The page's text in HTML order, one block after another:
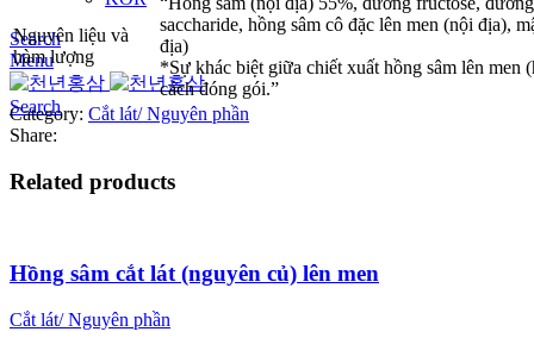
Search
Menu
Search
Nguyên liệu và
hàm lượng
saccharide, hồng sâm cô đặc lên men (nội địa),
địa)
*Sự khác biệt giữa chiết xuất hồng sâm lên men
cách đóng gói.”
Category: Cắt lát/ Nguyên phần
Share:
Related products
Hồng sâm cắt lát (nguyên củ) lên men
Cắt lát/ Nguyên phần